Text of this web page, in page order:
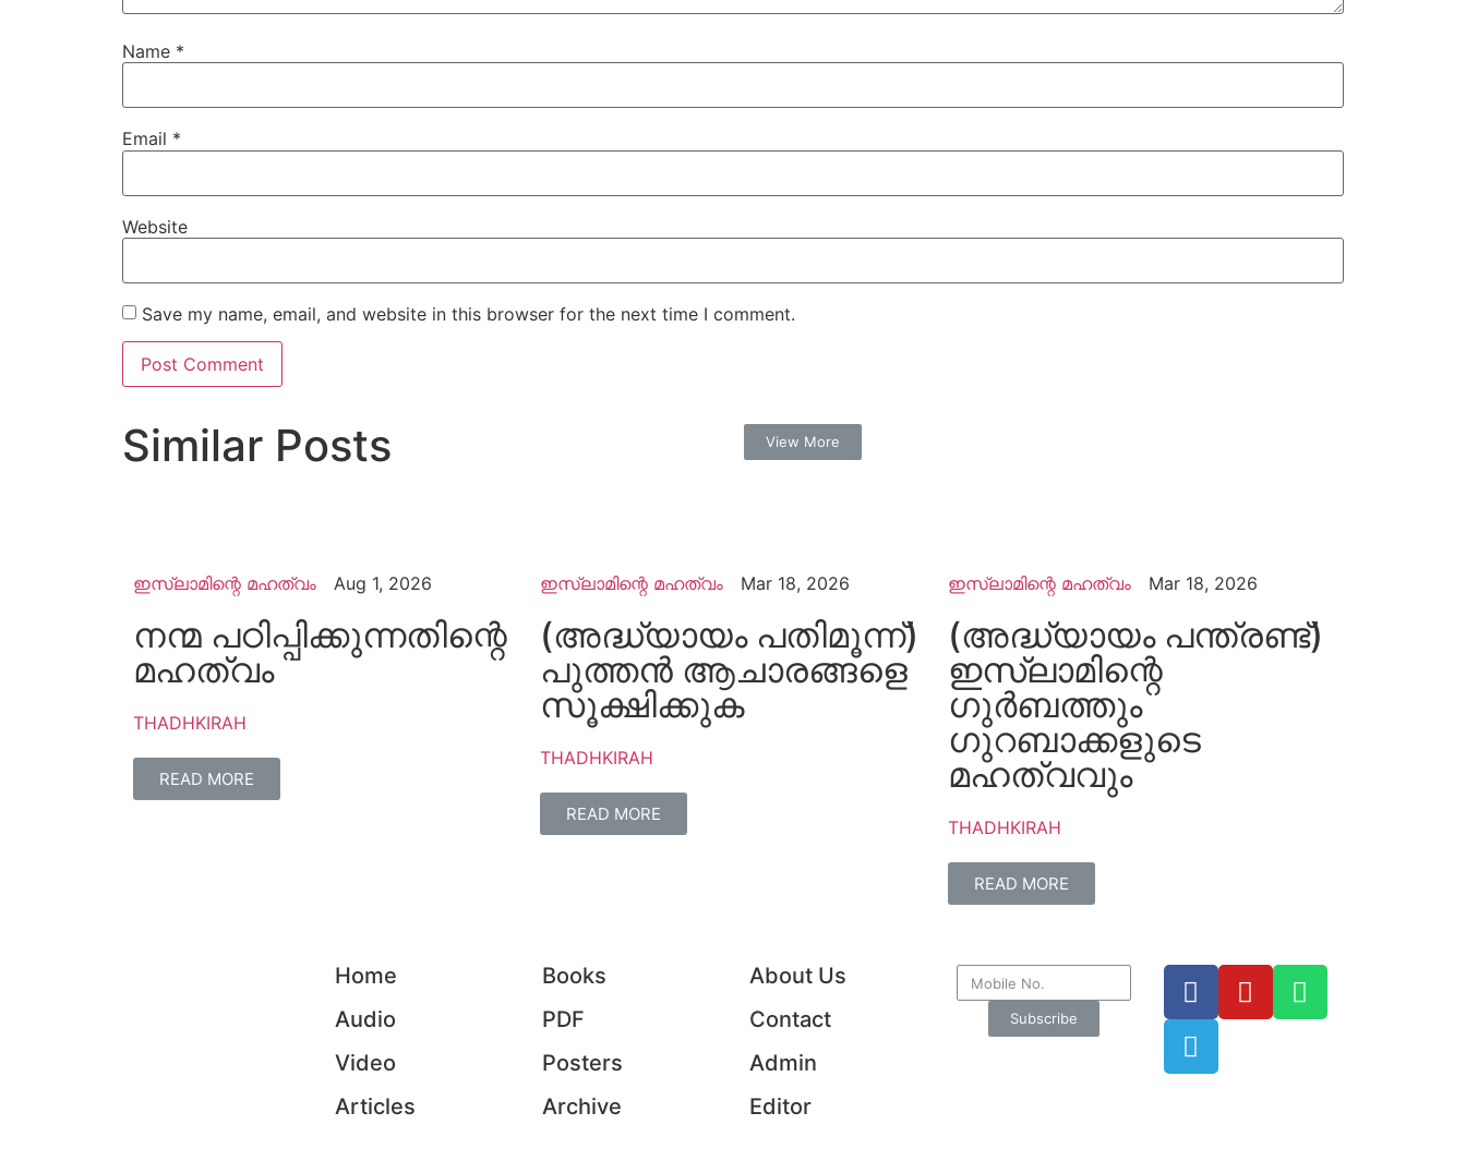
Name *
Email *
Website
Save my name, email, and website in this browser for the next time I comment.
Similar Posts View More
ഇസ്ലാമിന്റെ മഹത്വം Aug 1, 2026
നന്മ പഠിപ്പിക്കുന്നതിന്റെ
മഹത്വം
THADHKIRAH
READ MORE
ഇസ്ലാമിന്റെ മഹത്വം Mar 18, 2026
(അദ്ധ്യായം പതിമൂന്ന്)
പുത്തൻ ആചാരങ്ങളെ
സൂക്ഷിക്കുക
THADHKIRAH
READ MORE
ഇസ്ലാമിന്റെ മഹത്വം Mar 18, 2026
(അദ്ധ്യായം പന്ത്രണ്ട്)
ഇസ്ലാമിന്റെ
ഗുർബത്തും
ഗുറബാക്കളുടെ
മഹത്വവും
THADHKIRAH
READ MORE
Home
Audio
Video
Articles
Books
PDF
Posters
Archive
About Us
Contact
Admin
Editor
Subscribe